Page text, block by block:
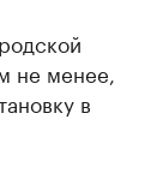
не менее,
в